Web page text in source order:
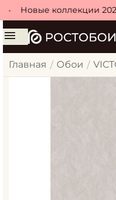
Новые коллекции 2026
Главная / Обои /